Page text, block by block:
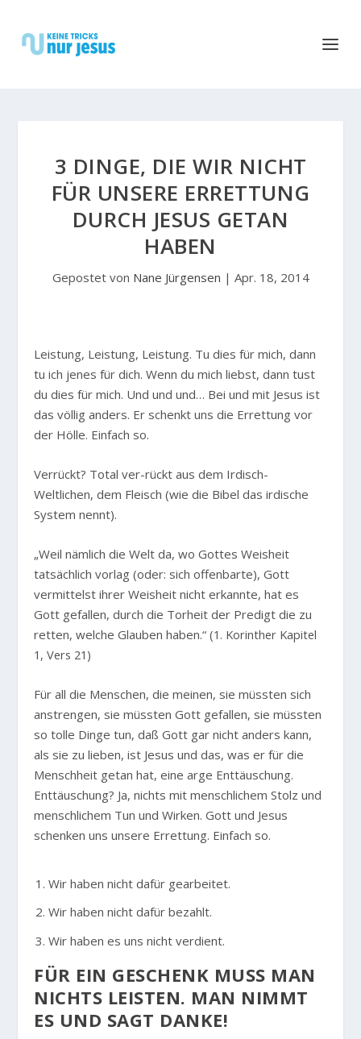
3 DINGE, DIE WIR NICHT
FÜR UNSERE ERRETTUNG
DURCH JESUS GETAN
HABEN
Gepostet von Nane Jürgensen | Apr. 18, 2014
Leistung, Leistung, Leistung. Tu dies für mich, dann
tu ich jenes für dich. Wenn du mich liebst, dann tust
du dies für mich. Und und und… Bei und mit Jesus ist
das völlig anders. Er schenkt uns die Errettung vor
der Hölle. Einfach so.
Verrückt? Total ver-rückt aus dem Irdisch-
Weltlichen, dem Fleisch (wie die Bibel das irdische
System nennt).
„Weil nämlich die Welt da, wo Gottes Weisheit
tatsächlich vorlag (oder: sich offenbarte), Gott
vermittelst ihrer Weisheit nicht erkannte, hat es
Gott gefallen, durch die Torheit der Predigt die zu
retten, welche Glauben haben.“ (1. Korinther Kapitel
1, Vers 21)
Für all die Menschen, die meinen, sie müssten sich
anstrengen, sie müssten Gott gefallen, sie müssten
so tolle Dinge tun, daß Gott gar nicht anders kann,
als sie zu lieben, ist Jesus und das, was er für die
Menschheit getan hat, eine arge Enttäuschung.
Enttäuschung? Ja, nichts mit menschlichem Stolz und
menschlichem Tun und Wirken. Gott und Jesus
schenken uns unsere Errettung. Einfach so.
Wir haben nicht dafür gearbeitet.
Wir haben nicht dafür bezahlt.
Wir haben es uns nicht verdient.
FÜR EIN GESCHENK MUSS MAN
NICHTS LEISTEN. MAN NIMMT
ES UND SAGT DANKE!